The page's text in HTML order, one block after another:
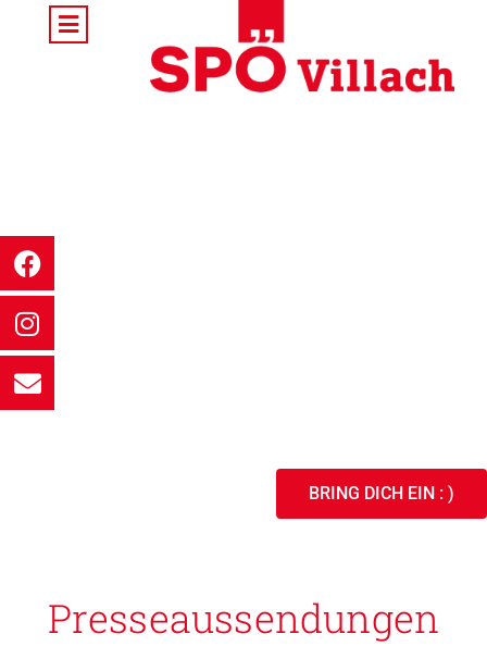
BRING DICH EIN : )
Presseaus­sendungen